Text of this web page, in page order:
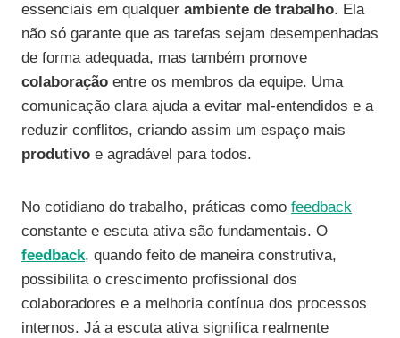
essenciais em qualquer ambiente de trabalho. Ela
não só garante que as tarefas sejam desempenhadas
de forma adequada, mas também promove
colaboração entre os membros da equipe. Uma
comunicação clara ajuda a evitar mal-entendidos e a
reduzir conflitos, criando assim um espaço mais
produtivo e agradável para todos.
No cotidiano do trabalho, práticas como feedback
constante e escuta ativa são fundamentais. O
feedback, quando feito de maneira construtiva,
possibilita o crescimento profissional dos
colaboradores e a melhoria contínua dos processos
internos. Já a escuta ativa significa realmente